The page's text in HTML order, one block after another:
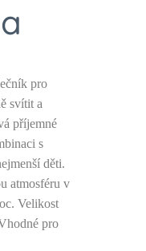
pro
svítit a
příjemné
s
děti.
atmosféru v
Velikost
pro